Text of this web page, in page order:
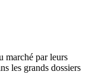
marché par leurs
les grands dossiers